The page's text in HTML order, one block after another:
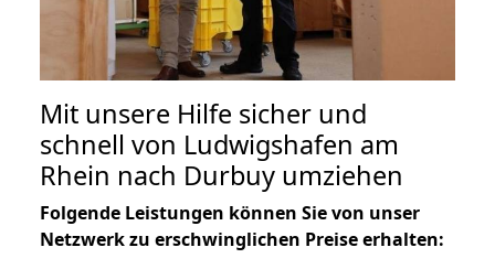
Mit unsere Hilfe sicher und
schnell von Ludwigshafen am
Rhein nach Durbuy umziehen
Folgende Leistungen können Sie von unser
Netzwerk zu erschwinglichen Preise erhalten: